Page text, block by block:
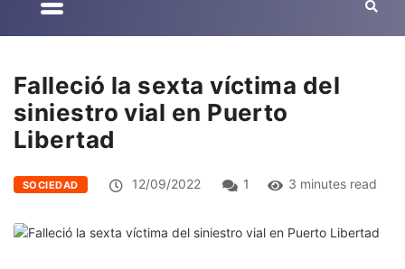
Falleció la sexta víctima del
siniestro vial en Puerto
Libertad
SOCIEDAD 12/09/2022 1 3 minutes read